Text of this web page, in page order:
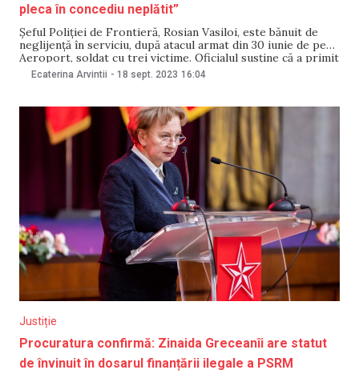
pleca în concediu neplătit”
Șeful Poliției de Frontieră, Rosian Vasiloi, este bănuit de
neglijență în serviciu, după atacul armat din 30 iunie de pe
Aeroport, soldat cu trei victime. Oficialul susține că a primit
ordonanța emisă de Procuratura Generală pe 15 septembrie
astăzi, 18 septembrie. Într-o postare pe Facebook, Vasiloi a
Ecaterina Arvintii - 18 sept. 2023 16:04
Justiție
Procuratura confirmă: Zinaida Greceanîi are statut
de învinuit în dosarul finanțării ilegale a PSRM